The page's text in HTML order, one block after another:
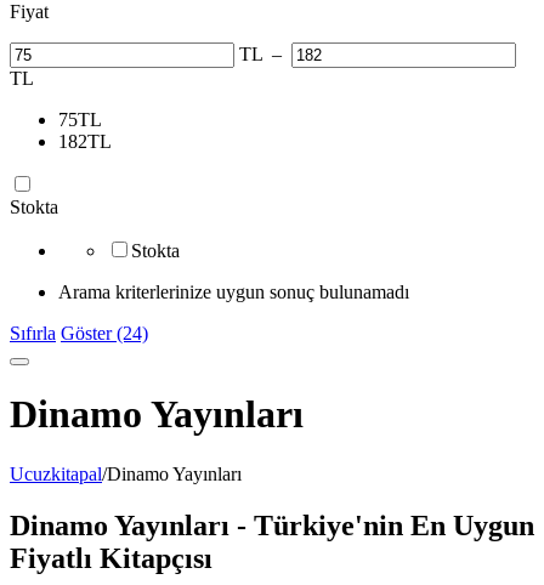
Fiyat
TL –
TL
75TL
182TL
Stokta
Stokta
Arama kriterlerinize uygun sonuç bulunamadı
Sıfırla Göster (24)
Dinamo Yayınları
Ucuzkitapal/Dinamo Yayınları
Dinamo Yayınları - Türkiye'nin En Uygun
Fiyatlı Kitapçısı